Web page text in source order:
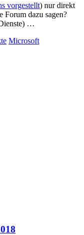
vorgestellt) nur direkt
Forum dazu sagen?
…
Microsoft